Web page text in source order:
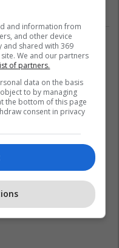
and information from
and other device
and shared with 369
We and our partners
of partners.
data on the basis
to by managing
the bottom of this page
consent in privacy